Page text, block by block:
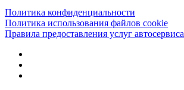
Политика конфиденциальности
Политика использования файлов cookie
Правила предоставления услуг автосервиса